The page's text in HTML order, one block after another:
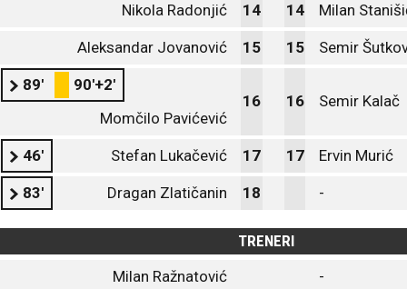
Nikola Radonjić 14 14 Milan
Aleksandar Jovanović 15 15 Semir
89'
90'+2'
Momčilo Pavićević
16 16 Semir Kalač
46' Stefan Lukačević 17 17 Ervin Murić
83' Dragan Zlatičanin 18 -
TRENERI
Milan Ražnatović
-